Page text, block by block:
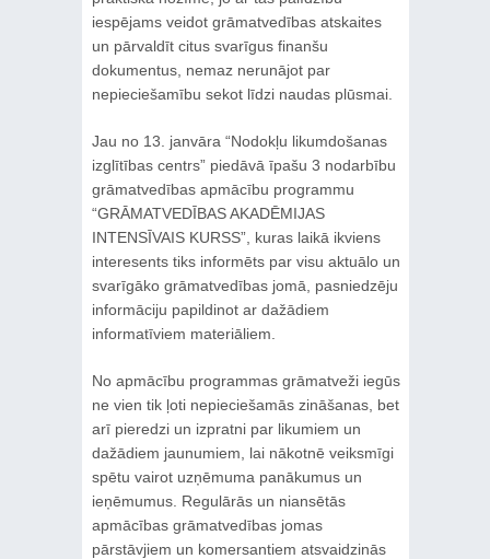
iespējams veidot grāmatvedības atskaites
un pārvaldīt citus svarīgus finanšu
dokumentus, nemaz nerunājot par
nepieciešamību sekot līdzi naudas plūsmai.
Jau no 13. janvāra “Nodokļu likumdošanas
izglītības centrs” piedāvā īpašu 3 nodarbību
grāmatvedības apmācību programmu
“GRĀMATVEDĪBAS AKADĒMIJAS
INTENSĪVAIS KURSS”, kuras laikā ikviens
interesents tiks informēts par visu aktuālo un
svarīgāko grāmatvedības jomā, pasniedzēju
informāciju papildinot ar dažādiem
informatīviem materiāliem.
No apmācību programmas grāmatveži iegūs
ne vien tik ļoti nepieciešamās zināšanas, bet
arī pieredzi un izpratni par likumiem un
dažādiem jaunumiem, lai nākotnē veiksmīgi
spētu vairot uzņēmuma panākumus un
ieņēmumus. Regulārās un niansētās
apmācības grāmatvedības jomas
pārstāvjiem un komersantiem atsvaidzinās